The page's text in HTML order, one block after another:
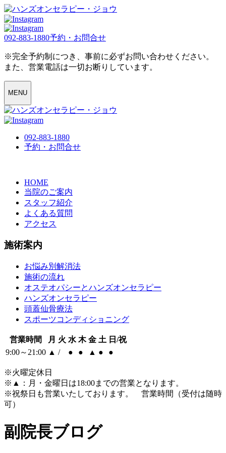
092-883-1880予約・お問合せ
※完全予約制につき、事前に必ずお問い合わせください。
また、営業電話は一切お断りしています。
MENU
092-883-1880
予約・お問合せ
HOME
当院のご案内
スタッフ紹介
よくある質問
アクセス
施術案内
お悩み別解消法
施術の流れ
オステオパシーとハンズオンセラピー
ハンズオンセラピー
頭蓋仙骨療法
スポーツコンディショニング
営業時間 月 火 水 木 金 土 日/祝
9:00～21:00 ▲ / ● ● ▲ ● ●
※火曜定休日
※ ▲
：月・金曜日は18:00までの営業となります。
※祝祭日も営業いたしております。 営業時間（受付は随時
可）
副院長ブログ